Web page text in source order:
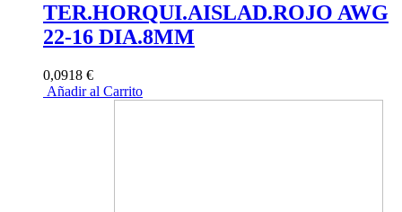
TER.HORQUI.AISLAD.ROJO AWG
22-16 DIA.8MM
0,0918 €
Añadir al Carrito